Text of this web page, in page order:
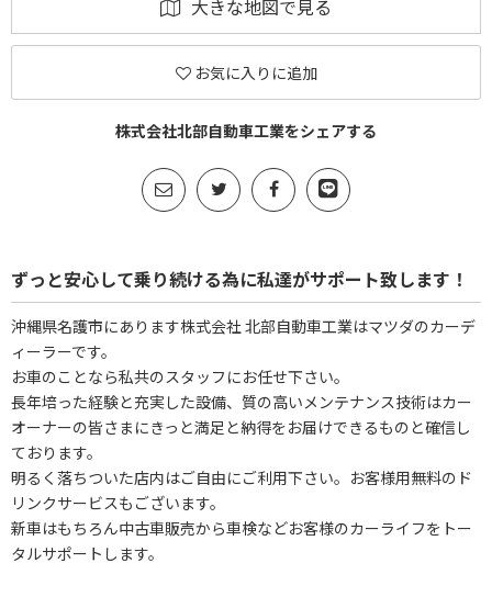
大きな地図で見る
お気に入りに追加
株式会社北部自動車工業をシェアする
ずっと安心して乗り続ける為に私達がサポート致します！
沖縄県名護市にあります株式会社 北部自動車工業はマツダのカーデ
ィーラーです。
お車のことなら私共のスタッフにお任せ下さい。
長年培った経験と充実した設備、質の高いメンテナンス技術はカー
オーナーの皆さまにきっと満足と納得をお届けできるものと確信し
ております。
明るく落ちついた店内はご自由にご利用下さい。お客様用無料のド
リンクサービスもございます。
新車はもちろん中古車販売から車検などお客様のカーライフをトー
タルサポートします。